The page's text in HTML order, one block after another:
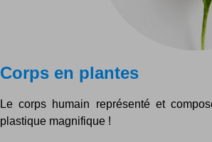
Corps en plantes
Le corps humain représenté et
plastique magnifique !